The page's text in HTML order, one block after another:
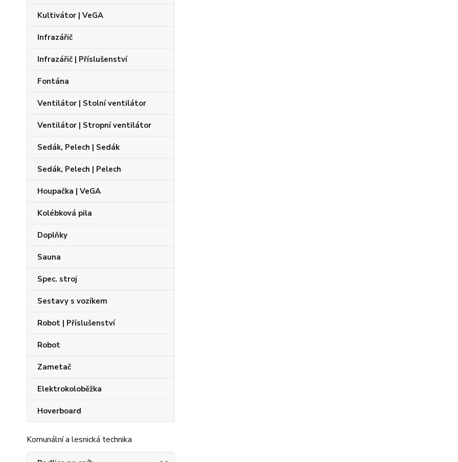
Kultivátor | VeGA
Infrazářič
Infrazářič | Příslušenství
Fontána
Ventilátor | Stolní ventilátor
Ventilátor | Stropní ventilátor
Sedák, Pelech | Sedák
Sedák, Pelech | Pelech
Houpačka | VeGA
Kolébková pila
Doplňky
Sauna
Spec. stroj
Sestavy s vozíkem
Robot | Příslušenství
Robot
Zametač
Elektrokoloběžka
Hoverboard
Komunální a lesnická technika